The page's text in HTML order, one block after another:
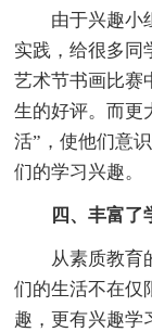
由于兴趣小
实践，给很多同
艺术节书画比赛
生的好评。而更
活”，使他们意
们的学习兴趣。
四、丰富了
从素质教育
们的生活不在仅
趣，更有兴趣学